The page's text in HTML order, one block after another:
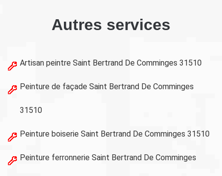
Autres services
Artisan peintre Saint Bertrand De Comminges 31510
Peinture de façade Saint Bertrand De Comminges
31510
Peinture boiserie Saint Bertrand De Comminges 31510
Peinture ferronnerie Saint Bertrand De Comminges